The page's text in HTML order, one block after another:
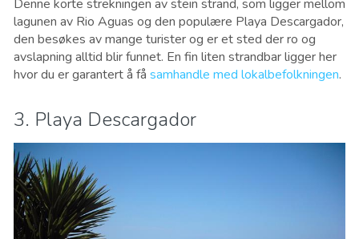
Denne korte strekningen av stein strand, som ligger mellom
lagunen av Rio Aguas og den populære Playa Descargador,
den besøkes av mange turister og er et sted der ro og
avslapning alltid blir funnet. En fin liten strandbar ligger her
hvor du er garantert å få samhandle med lokalbefolkningen.
3. Playa Descargador